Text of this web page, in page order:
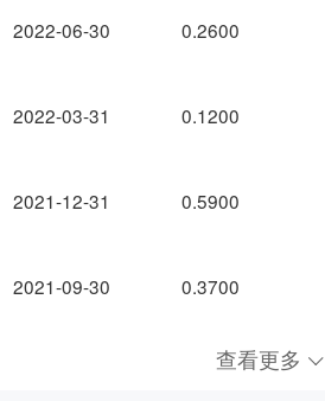
2022-06-30
2022-03-31
2021-12-31
2021-09-30
0.2600
0.1200
0.5900
0.3700
查看更多